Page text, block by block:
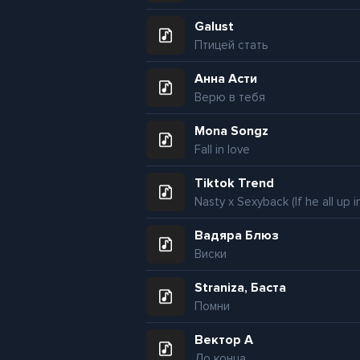
Galust
Птицей стать
Анна Асти
Верю в тебя
Mona Songz
Fall in love
Tiktok Trend
Вадяра Блюз
Виски
Straniza, Баста
Помни
Вектор А